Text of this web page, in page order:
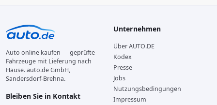
Auto online kaufen — geprüfte
Fahrzeuge mit Lieferung nach
Hause. auto.de GmbH,
Sandersdorf-Brehna.
Bleiben Sie in Kontakt
Unternehmen
Über AUTO.DE
Kodex
Presse
Jobs
Nutzungsbedingungen
Impressum